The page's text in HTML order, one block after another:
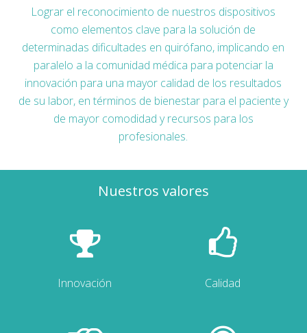
Lograr el reconocimiento de nuestros dispositivos
como elementos clave para la solución de
determinadas dificultades en quirófano, implicando en
paralelo a la comunidad médica para potenciar la
innovación para una mayor calidad de los resultados
de su labor, en términos de bienestar para el paciente y
de mayor comodidad y recursos para los
profesionales.
Nuestros valores
Innovación Calidad